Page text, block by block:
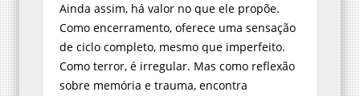
Ainda assim, há valor no que ele propõe.
Como encerramento, oferece uma sensação
de ciclo completo, mesmo que imperfeito.
Como terror, é irregular. Mas como reflexão
sobre memória e trauma, encontra